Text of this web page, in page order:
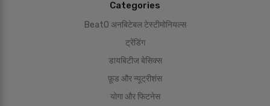
Categories
BeatO अनबिटेबल टेस्टीमोनियल्स
ट्रेंडिंग
डायबिटीज बेसिक्स
फ़ूड और न्यूट्रीशंस
योगा और फिटनेस